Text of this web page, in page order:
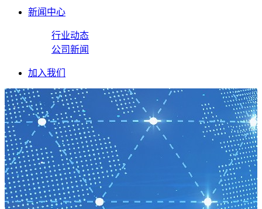
新闻中心
行业动态
公司新闻
加入我们